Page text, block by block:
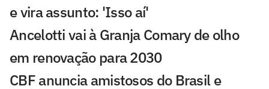
e vira assunto: 'Isso aí'
Ancelotti vai à Granja Comary de olho
em renovação para 2030
CBF anuncia amistosos do Brasil e